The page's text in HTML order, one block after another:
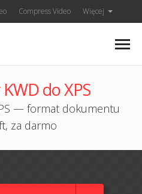
Compress Video Więcej
do XPS
— format dokumentu
za darmo